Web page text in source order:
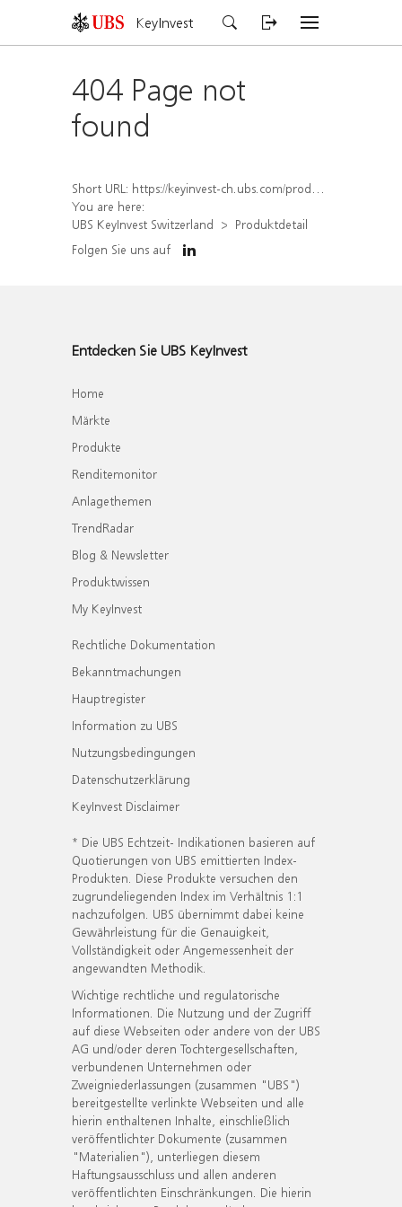
KeyInvest
404 Page not
found
Short URL: https://keyinvest-ch.ubs.com/produkt/detail/index/isin/CH1558307638
You are here:
UBS KeyInvest Switzerland
Produktdetail
Folgen Sie uns auf
Entdecken Sie UBS KeyInvest
Home
Märkte
Produkte
Renditemonitor
Anlagethemen
TrendRadar
Blog & Newsletter
Produktwissen
My KeyInvest
Rechtliche Dokumentation
Bekanntmachungen
Hauptregister
Information zu UBS
Nutzungsbedingungen
Datenschutzerklärung
KeyInvest Disclaimer
* Die UBS Echtzeit- Indikationen basieren auf
Quotierungen von UBS emittierten Index-
Produkten. Diese Produkte versuchen den
zugrundeliegenden Index im Verhältnis 1:1
nachzufolgen. UBS übernimmt dabei keine
Gewährleistung für die Genauigkeit,
Vollständigkeit oder Angemessenheit der
angewandten Methodik.
Wichtige rechtliche und regulatorische
Informationen. Die Nutzung und der Zugriff
auf diese Webseiten oder andere von der UBS
AG und/oder deren Tochtergesellschaften,
verbundenen Unternehmen oder
Zweigniederlassungen (zusammen "UBS")
bereitgestellte verlinkte Webseiten und alle
hierin enthaltenen Inhalte, einschließlich
veröffentlichter Dokumente (zusammen
"Materialien"), unterliegen diesem
Haftungsausschluss und allen anderen
veröffentlichten Einschränkungen. Die hierin